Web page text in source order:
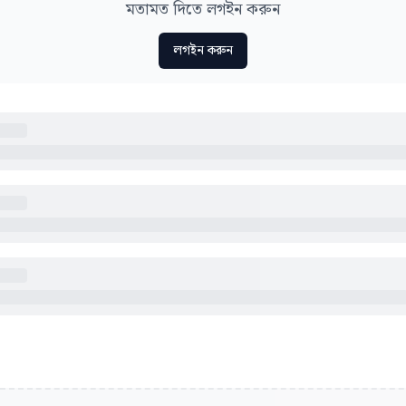
মতামত দিতে লগইন করুন
লগইন করুন